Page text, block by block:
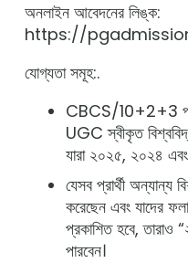
অনলাইন আবেদনের লিঙ্ক:
https://
যোগ্যতা সমূহ:.
CBCS/10+2+3
UGC স্বীকৃত
যারা ২০২৫, ২০২৪
যেসব প্রার্থী অন্যান্য
করেছেন এবং যাদের
প্রকাশিত হবে,
পারবেন।